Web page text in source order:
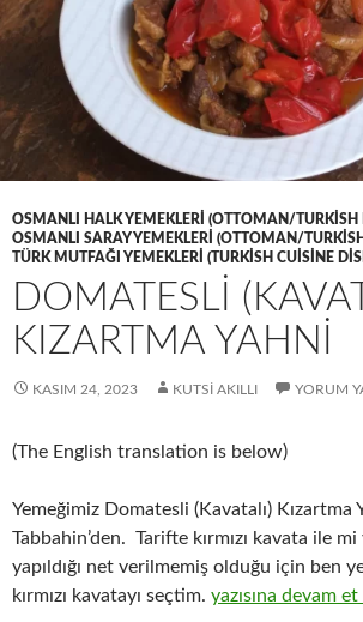
OSMANLI HALK YEMEKLERI (OTTOMAN/TURKISH
OSMANLI SARAY YEMEKLERI (OTTOMAN/
TÜRK MUTFAĞI YEMEKLERI (TURKISH CUISINE
DOMATESLİ
KIZARTMA YAHNİ
KASIM 24, 2023 KUTSI AKILLI YORUM
(The English translation is below)
Yemeğimiz Domatesli (Kavatalı) Kızartma
Tabbahin’den. Tarifte kırmızı kavata ile
yapıldığı net verilmemiş olduğu için ben
kırmızı kavatayı seçtim. DOMATESLİ
yazısına devam et